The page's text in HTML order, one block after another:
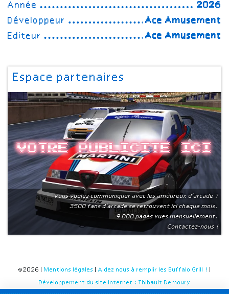
Année
2026
Développeur
Ace Amusement
Editeur
Ace Amusement
Espace partenaires
Votre publicite ici
Vous voulez communiquer avec les amoureux d'arcade ?
3500 fans d'arcade se retrouvent ici chaque mois.
9 000 pages vues mensuellement.
Contactez-nous !
©2026 | Mentions légales Aidez nous à remplir les Buffalo Grill !
Développement du site internet : Thibault Demoury